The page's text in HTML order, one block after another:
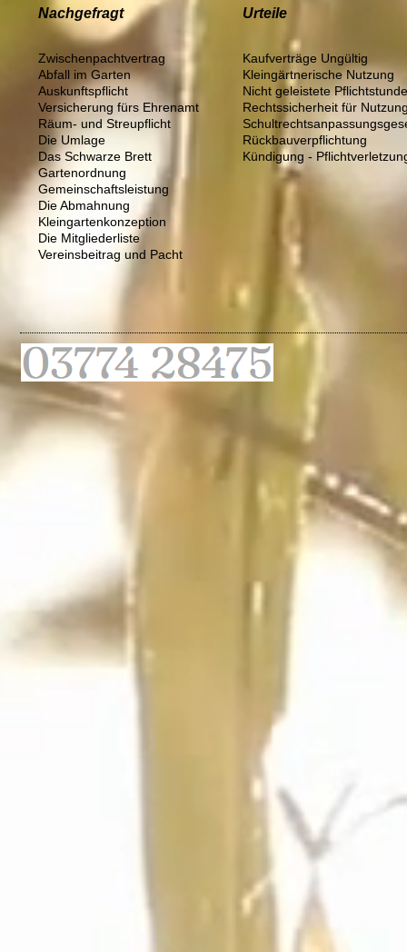
Nachgefragt
Zwischenpachtvertrag
Abfall im Garten
Auskunftspflicht
Versicherung fürs Ehrenamt
Räum- und Streupflicht
Die Umlage
Das Schwarze Brett
Gartenordnung
Gemeinschaftsleistung
Die Abmahnung
Kleingartenkonzeption
Die Mitgliederliste
Vereinsbeitrag und Pacht
Urteile
Kaufverträge Ungültig
Kleingärtnerische Nutzung
Nicht geleistete
Rechtssicherheit für
Rückbauverpflichtung
Kündigung -